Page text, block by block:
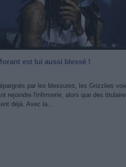
est lui aussi blessé !
par les blessures, les Grizzlies
rejoindre l'infirmerie, alors que des
déjà. Avec la...